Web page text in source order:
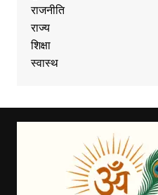
राजनीति
राज्य
शिक्षा
स्वास्थ